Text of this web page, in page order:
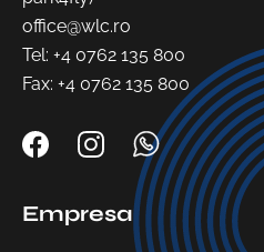
office@wlc.ro
Tel: +4 0762 135 800
Fax: +4 0762 135 800
Empresa